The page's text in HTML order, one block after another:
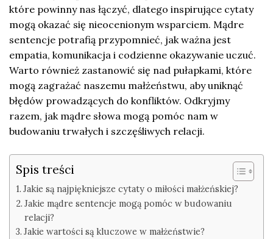
które powinny nas łączyć, dlatego inspirujące cytaty
mogą okazać się nieocenionym wsparciem. Mądre
sentencje potrafią przypomnieć, jak ważna jest
empatia, komunikacja i codzienne okazywanie uczuć.
Warto również zastanowić się nad pułapkami, które
mogą zagrażać naszemu małżeństwu, aby uniknąć
błędów prowadzących do konfliktów. Odkryjmy
razem, jak mądre słowa mogą pomóc nam w
budowaniu trwałych i szczęśliwych relacji.
Spis treści
Jakie są najpiękniejsze cytaty o miłości małżeńskiej?
Jakie mądre sentencje mogą pomóc w budowaniu
relacji?
Jakie wartości są kluczowe w małżeństwie?